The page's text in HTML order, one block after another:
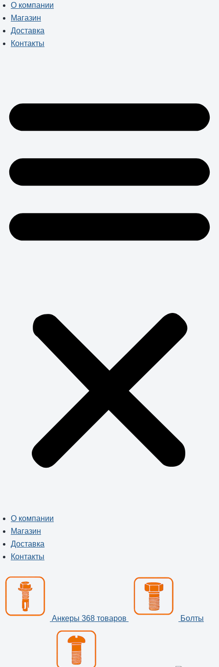
О компании
Магазин
Доставка
Контакты
О компании
Магазин
Доставка
Контакты
Анкеры 368 товаров Болты